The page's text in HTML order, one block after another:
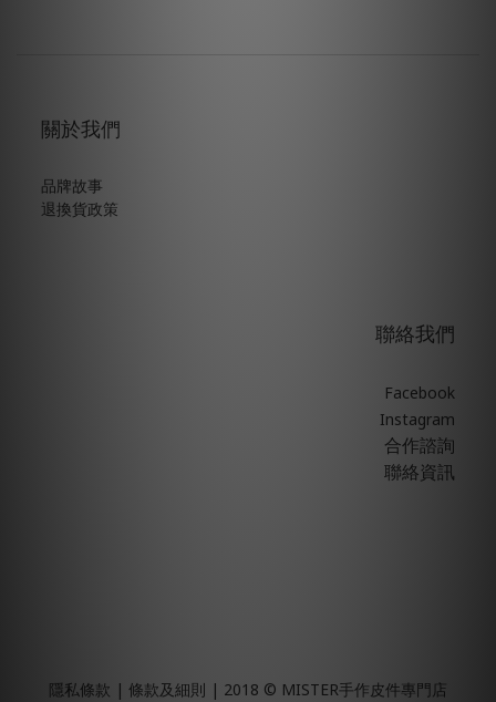
關於我們
品牌故事
退換貨政策
聯絡我們
Facebook
Instagram
合作諮詢
聯絡資訊
隱私條款 | 條款及細則 | 2018 © MISTER手作皮件專門店